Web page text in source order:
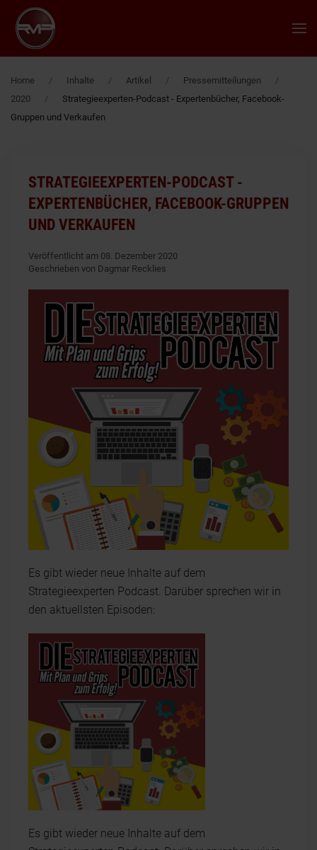
Zum Hauptinhalt springen
Home Inhalte Artikel
Pressemitteilungen
2020
Strategieexperten-Podcast - Expertenbücher, Facebook-
Gruppen und Verkaufen
STRATEGIEEXPERTEN-PODCAST -
EXPERTENBÜCHER, FACEBOOK-GRUPPEN
UND VERKAUFEN
Veröffentlicht am 08. Dezember 2020
Geschrieben von Dagmar Recklies
Es gibt wieder neue Inhalte auf dem
Strategieexperten Podcast. Darüber sprechen wir in
den aktuellsten Episoden:
Es gibt wieder neue Inhalte auf dem